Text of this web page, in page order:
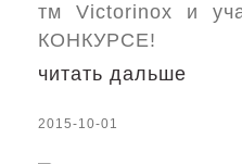
тм Victorinox и
КОНКУРСЕ!
читать дальше
2015-10-01